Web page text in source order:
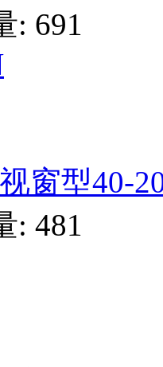
: 691
窗型40-
: 481